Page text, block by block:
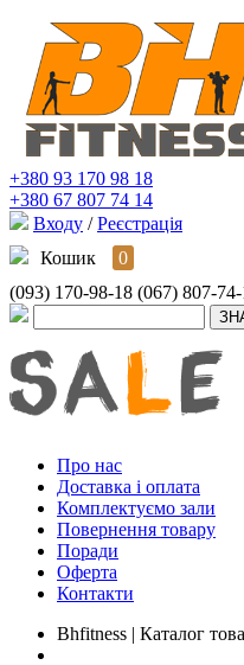
+380 93 170 98 18
+380 67 807 74 14
Входу / Реєстрація
Кошик
0
(093) 170-98-18 (067) 807-
Про нас
Доставка і оплата
Комплектуємо зали
Повернення товару
Поради
Оферта
Контакти
Bhfitness | Каталог